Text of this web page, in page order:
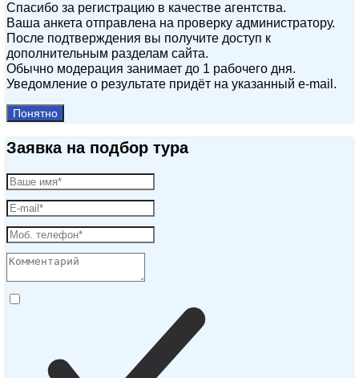
Спасибо за регистрацию в качестве агентства.
Ваша анкета отправлена на проверку администратору.
После подтверждения вы получите доступ к
дополнительным разделам сайта.
Обычно модерация занимает до 1 рабочего дня.
Уведомление о результате придёт на указанный e‑mail.
Понятно
Заявка на подбор тура